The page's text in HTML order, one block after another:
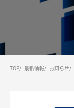
TOP 最新情報 お知らせ